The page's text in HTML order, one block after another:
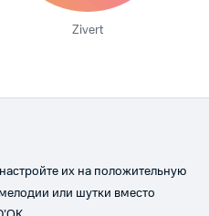
Zivert
их на положительную
или шутки вместо